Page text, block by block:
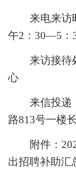
来电来访
午2 ： 30—5 ：
来访接待
心
来信投递
路813号一楼
附件：
出招聘补助汇